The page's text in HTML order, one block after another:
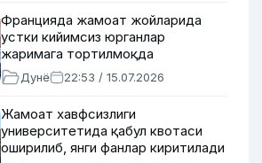
Францияда жамоат жойларида
устки кийимсиз юрганлар
жаримага тортилмоқда
Дунё 22:53 / 15.07.2026
Жамоат хавфсизлиги
университетида қабул квотаси
оширилиб, янги фанлар киритилади